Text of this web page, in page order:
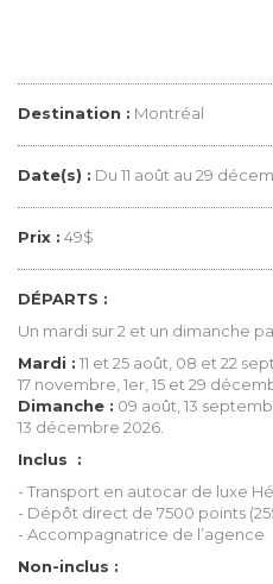
Destination : Montréal
Date(s) : Du 11 août au 29
Prix : 49$
DÉPARTS :
Un mardi sur 2 et un dimanche
Mardi : 11 et 25 août, 08 et 22
17 novembre, 1er, 15 et 29
Dimanche : 09 août, 13
13 décembre 2026.
Inclus :
- Transport en autocar de luxe
- Dépôt direct de 7500 points
- Accompagnatrice de l’agence
Non-inclus :